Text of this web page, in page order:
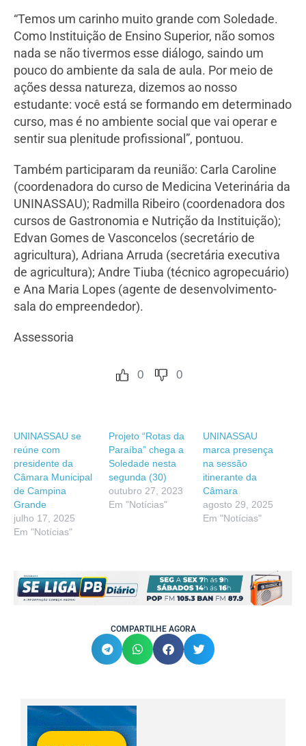
“Temos um carinho muito grande com Soledade.
Como Instituição de Ensino Superior, não somos
nada se não tivermos esse diálogo, saindo um
pouco do ambiente da sala de aula. Por meio de
ações dessa natureza, dizemos ao nosso
estudante: você está se formando em determinado
curso, mas é no ambiente social que vai operar e
sentir sua plenitude profissional”, pontuou.
Também participaram da reunião: Carla Caroline
(coordenadora do curso de Medicina Veterinária da
UNINASSAU); Radmilla Ribeiro (coordenadora dos
cursos de Gastronomia e Nutrição da Instituição);
Edvan Gomes de Vasconcelos (secretário de
agricultura), Adriana Arruda (secretária executiva
de agricultura); Andre Tiuba (técnico agropecuário)
e Ana Maria Lopes (agente de desenvolvimento-
sala do empreendedor).
Assessoria
0 0
UNINASSAU se
reúne com
presidente da
Câmara Municipal
de Campina
Grande
julho 17, 2025
Em "Notícias"
Projeto “Rotas da
Paraíba” chega a
Soledade nesta
segunda (30)
outubro 27, 2023
Em "Notícias"
UNINASSAU
marca presença
na sessão
itinerante da
Câmara
agosto 29, 2025
Em "Notícias"
COMPARTILHE AGORA